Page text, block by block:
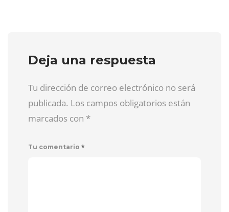
Deja una respuesta
Tu dirección de correo electrónico no será
publicada. Los campos obligatorios están
marcados con *
Tu comentario *